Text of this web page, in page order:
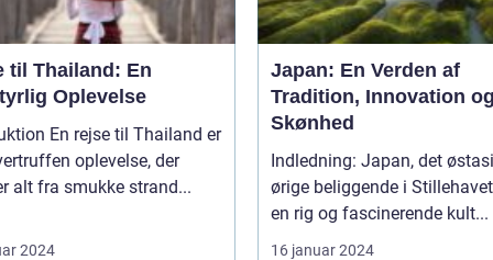
til Thailand: En
Oplevelse
til Thailand er
oplevelse, der
alt fra smukke strand...
2024
Japan: En Verden af
Tradition, Innovation
Skønhed
Indledning: Japan, det østasiatiske
ørige beliggende i
en rig og fascinerende kult...
16 januar 2024